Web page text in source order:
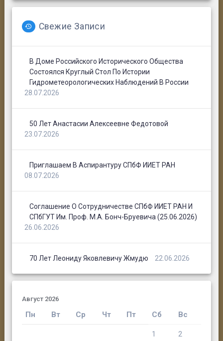
Свежие Записи
В Доме Российского Исторического Общества
Состоялся Круглый Стол По Истории
Гидрометеорологических Наблюдений В России
28.07.2026
50 Лет Анастасии Алексеевне Федотовой
23.07.2026
Приглашаем В Аспирантуру СПбФ ИИЕТ РАН
08.07.2026
Соглашение О Сотрудничестве СПбФ ИИЕТ РАН И
СПбГУТ Им. Проф. М.А. Бонч-Бруевича (25.06.2026)
26.06.2026
70 Лет Леониду Яковлевичу Жмудю 22.06.2026
Август 2026
Пн Вт Ср Чт Пт Сб Вс
1 2